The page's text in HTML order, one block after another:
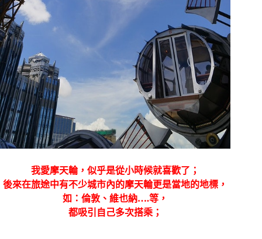
我愛摩天輪，似乎是從小時候就喜歡了；
後來在旅途中有不少城市內的摩天輪更是當地的地標，
如：倫敦、維也納….等，
都吸引自己多次搭乘；